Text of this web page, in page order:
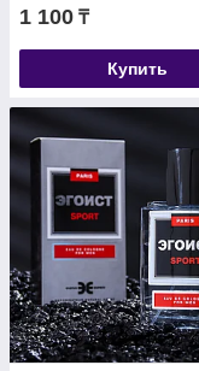
1 100 ₸
Купить